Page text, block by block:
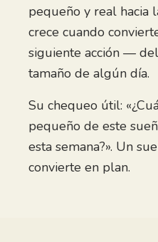
pequeño y real hacia
crece cuando
siguiente acción —
tamaño de algún día.
Su chequeo útil:
pequeño de este
esta semana?». Un
convierte en plan.